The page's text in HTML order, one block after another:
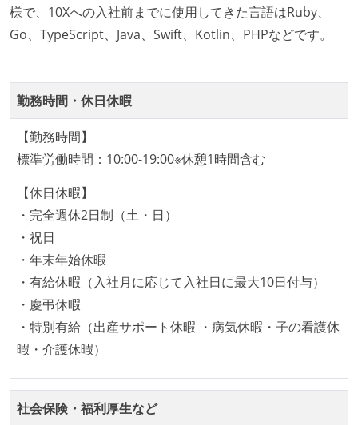
の境界を超えて、個人が必要な範囲にまで染み出して
いく姿勢が根付いている
や、古くなったツールのリプレイスプロジェクトがボ
トムアップで実施されたことがある
OS やエディタ、IDE といった個人の環境は、各自の責
任で好きなものを使うことができる
企画を決定する場に、実装を担当する開発メンバーが
参加している
タスクの見積もりは、実装を担当するメンバーが中心
となって行う
全体のスケジュール管理は、途中の成果を随時確認し
ながら、納期または盛り込む機能を柔軟に調整する形
で行う
コード品質向上のための取り組み
ーまたはペアプログラミングを実施している
「リファクタリングは随時行われるべき」という価値
様で、10Xへの入社前までに使用してきた言語はRuby、
Go、TypeScript、Java、Swift、Kotlin、PHPなどです。
勤務時間・休日休暇
【勤務時間】
標準労働時間：10:00-19:00※休憩1時間含む
【休日休暇】
・完全週休2日制（土・日）
・祝日
・年末年始休暇
・有給休暇（入社月に応じて入社日に最大10日付与）
・慶弔休暇
・特別有給（出産サポート休暇 ・病気休暇・子の看護休
暇・介護休暇）
社会保険・福利厚生など